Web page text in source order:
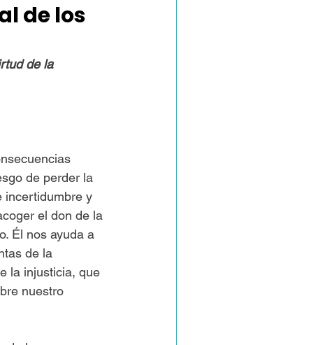
de los
de la
de perder la
incertidumbre y
el don de la
Él nos ayuda a
de la
la injusticia, que
nuestro